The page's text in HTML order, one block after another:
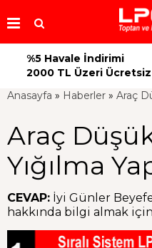
%5 Havale İndirimi
2000 TL Üzeri
Anasayfa » Haberler » Araç
Araç
Yığılma
CEVAP: İyi Günler
hakkında bilgi almak için